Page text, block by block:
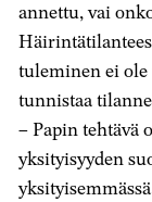
annettu, vai
tuleminen ei
tunnistaa
– Papin tehtävä
yksityisyyden